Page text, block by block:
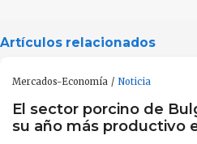
Artículos relacionados
Mercados-Economía Noticia
El sector porcino de
su año más productivo